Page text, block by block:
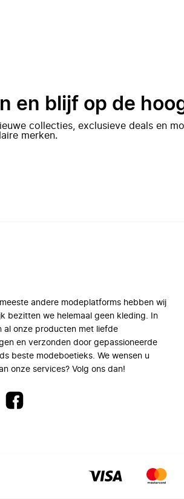
en blijf op de
collecties, exclusieve deals en
merken.
andere modeplatforms hebben wij
bezitten we helemaal geen kleding. In
al onze producten met liefde
en verzonden door gepassioneerde
beste modeboetieks. We wensen u
onze services? Volg ons dan!